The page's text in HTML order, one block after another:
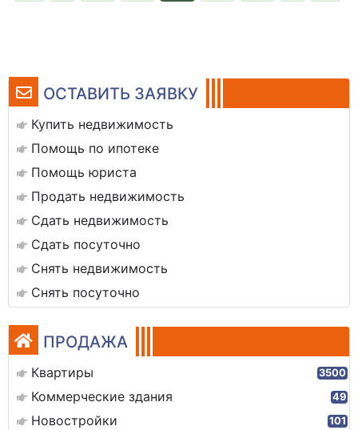
ОСТАВИТЬ ЗАЯВКУ
Купить недвижимость
Помощь по ипотеке
Помощь юриста
Продать недвижимость
Сдать недвижимость
Сдать посуточно
Снять недвижимость
Снять посуточно
ПРОДАЖА
Квартиры 3500
Коммерческие здания 49
Новостройки 101